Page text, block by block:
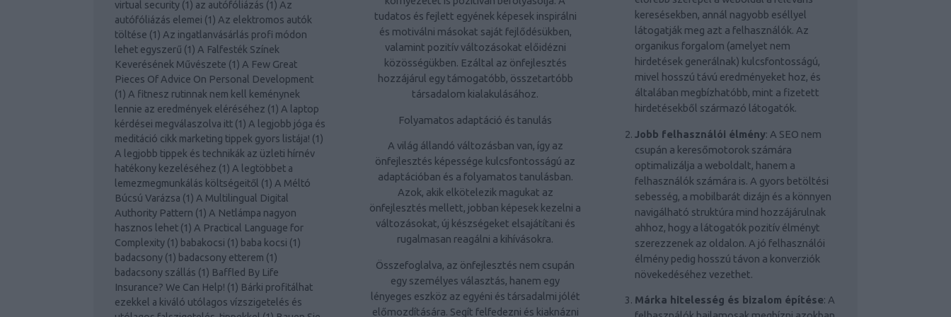
virtual security (1) az autófóliázás (1) Az
autófóliázás elemei (1) Az elektromos autók
töltése (1) Az ingatlanvásárlás profi módon
lehet egyszerű (1) A Falfesték Színek
Keverésének Művészete (1) A Few Great
Pieces Of Advice On Personal Development
(1) A fitnesz rutinnak nem kell keménynek
lennie az eredmények eléréséhez (1) A laptop
kérdései megválaszolva itt (1) A legjobb jóga és
meditáció cikk marketing tippek gyors listája! (1)
A legjobb tippek és technikák az üzleti hírnév
hatékony kezeléséhez (1) A legtöbbet a
lemezmegmunkálás költségeitől (1) A Méltó
Búcsú Varázsa (1) A Multilingual Digital
Authority Pattern (1) A Netlámpa nagyon
hasznos lehet (1) A Practical Language for
Complexity (1) babakocsi (1) baba kocsi (1)
badacsony (1) badacsony etterem (1)
badacsony szállás (1) Baffled By Life
Insurance? We Can Help! (1) Bárki profitálhat
ezekkel a kiváló utólagos vízszigetelés és
tudatos és fejlett egyének képesek inspirálni
és motiválni másokat saját fejlődésükben,
valamint pozitív változásokat előidézni
közösségükben. Ezáltal az önfejlesztés
hozzájárul egy támogatóbb, összetartóbb
társadalom kialakulásához.
Folyamatos adaptáció és tanulás
A világ állandó változásban van, így az
önfejlesztés képessége kulcsfontosságú az
adaptációban és a folyamatos tanulásban.
Azok, akik elkötelezik magukat az
önfejlesztés mellett, jobban képesek kezelni a
változásokat, új készségeket elsajátítani és
rugalmasan reagálni a kihívásokra.
Összefoglalva, az önfejlesztés nem csupán
egy személyes választás, hanem egy
lényeges eszköz az egyéni és társadalmi jólét
előmozdítására. Segít felfedezni és kiaknázni
keresésekben, annál nagyobb eséllyel
látogatják meg azt a felhasználók. Az
organikus forgalom (amelyet nem
hirdetések generálnak) kulcsfontosságú,
mivel hosszú távú eredményeket hoz, és
általában megbízhatóbb, mint a fizetett
hirdetésekből származó látogatók.
Jobb felhasználói élmény: A SEO nem
csupán a keresőmotorok számára
optimalizálja a weboldalt, hanem a
felhasználók számára is. A gyors betöltési
sebesség, a mobilbarát dizájn és a könnyen
navigálható struktúra mind hozzájárulnak
ahhoz, hogy a látogatók pozitív élményt
szerezzenek az oldalon. A jó felhasználói
élmény pedig hosszú távon a konverziók
növekedéséhez vezethet.
Márka hitelesség és bizalom építése: A